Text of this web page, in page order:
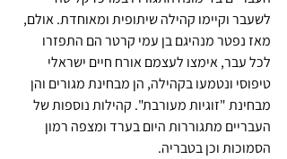
לשעבר וקיימו קהילה שיתופית ומאוחדת. אולם,
מאז נפטר מנהיגם בן עמי קרטר הם התפזרו
לכל עבר, אימצו לעצמם אורח חיים ישראלי
טיפוסי ונטמעו בקהילה, הן מבחינת מגורים והן
מבחינת "זוגיות מעורבת". קהילות נוספות של
העבריים מתגוררות היום בערד ומצפה רמון
הסמוכות וכן בטבריה.